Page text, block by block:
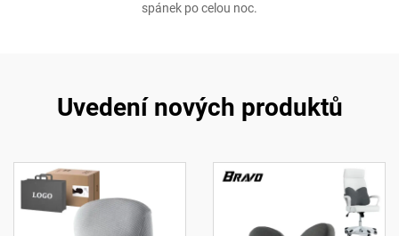
spánek po celou noc.
Uvedení nových produktů